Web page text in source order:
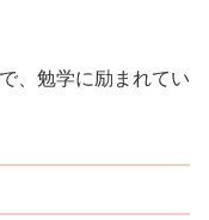
、勉学に励まれてい